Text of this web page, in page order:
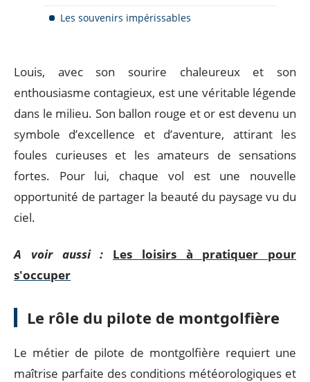
Les souvenirs impérissables
Louis, avec son sourire chaleureux et son
enthousiasme contagieux, est une véritable légende
dans le milieu. Son ballon rouge et or est devenu un
symbole d’excellence et d’aventure, attirant les
foules curieuses et les amateurs de sensations
fortes. Pour lui, chaque vol est une nouvelle
opportunité de partager la beauté du paysage vu du
ciel.
A voir aussi :
Les loisirs à pratiquer pour
s'occuper
Le rôle du pilote de montgolfière
Le métier de pilote de montgolfière requiert une
maîtrise parfaite des conditions météorologiques et